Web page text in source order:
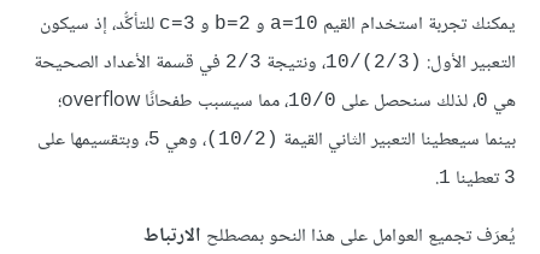
يمكنك تجربة استخدام القيم a=10 و b=2 و c=3 للتأكُّد، إذ سيكون
التعبير الأول: (2/3)/10 ، ونتيجة 2/3 في قسمة الأعداد الصحيحة
هي 0، لذلك سنحصل على 10/0
، مما سيسبب طفحانًا overflow؛
بينما سيعطينا التعبير الثاني القيمة (10/2) ، وهي 5، وبتقسيمها على
3 تعطينا 1
.
يُعرَف تجميع العوامل على هذا النحو بمصطلح الارتباط